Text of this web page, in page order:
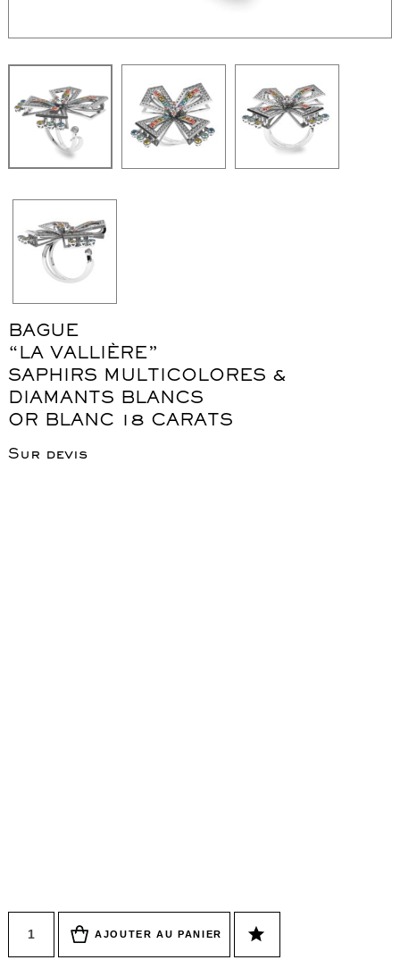
Collier "Oméga"
BAGUE
“LA VALLIÈRE”
SAPHIRS MULTICOLORES &
DIAMANTS BLANCS
OR BLANC 18 CARATS
Sur devis
AJOUTER AU PANIER star